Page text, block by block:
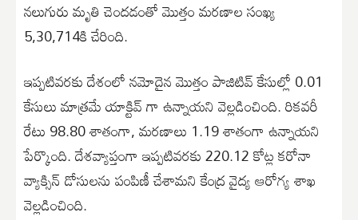
నలుగురు మృతి చెందడంతో మొత్తం మరణాల సంఖ్య
5,30,714కి చేరింది.
ఇప్పటివరకు దేశంలో నమోదైన మొత్తం పాజిటివ్ కేసుల్లో 0.01
కేసులు మాత్రమే యాక్టివ్ గా ఉన్నాయని వెల్లడించింది. రికవరీ
రేటు 98.80 శాతంగా, మరణాలు 1.19 శాతంగా ఉన్నాయని
పేర్కొంది. దేశవ్యాప్తంగా ఇప్పటివరకు 220.12 కోట్ల కరోనా
వ్యాక్సిన్ డోసులను పంపిణీ చేశామని కేంద్ర వైద్య ఆరోగ్య శాఖ
వెల్లడించింది.